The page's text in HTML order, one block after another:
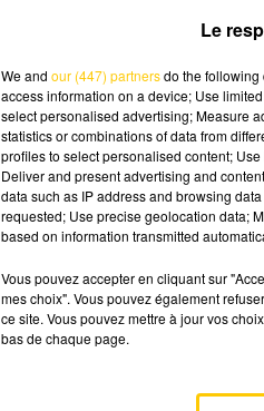
Nord du Lot
nos
Zen
ZAZIE
Le
We and our (447) partnersdo the following
access information on a device; Use
select personalised advertising; Measure
statistics or combinations of data from
profiles to select personalised content;
Deliver and present advertising and
data such as IP address and browsing
requested; Use precise geolocation data;
based on information transmitted
Vous pouvez accepter en cliquant sur
mes choix". Vous pouvez également
ce site. Vous pouvez mettre à jour vos
bas de chaque page.